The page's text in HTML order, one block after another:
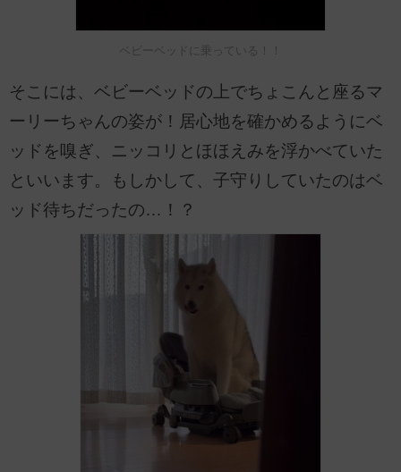
ベビーベッドに乗っている！！
そこには、ベビーベッドの上でちょこんと座るマ
ーリーちゃんの姿が！居心地を確かめるようにベ
ッドを嗅ぎ、ニッコリとほほえみを浮かべていた
といいます。もしかして、子守りしていたのはベ
ッド待ちだったの…！？